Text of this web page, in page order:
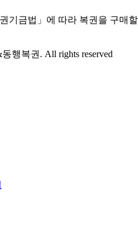
기금법」에 따라 복권을 구매할
행복권. All rights reserved